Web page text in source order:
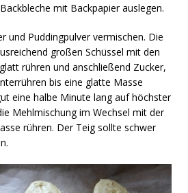
mit Backpapier auslegen.
und Puddingpulver vermischen. Die
großen Schüssel mit den
rühren und anschließend Zucker,
bis eine glatte Masse
eine halbe Minute lang auf höchster
Mehlmischung im Wechsel mit der
rühren. Der Teig sollte schwer